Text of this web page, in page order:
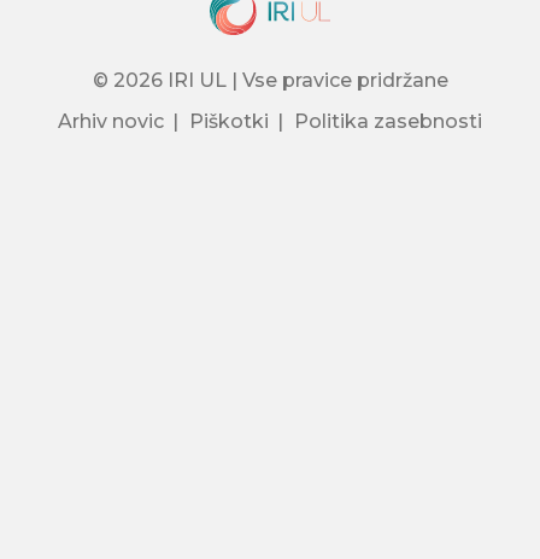
© 2026 IRI UL | Vse pravice pridržane
Arhiv novic
Piškotki Politika zasebnosti